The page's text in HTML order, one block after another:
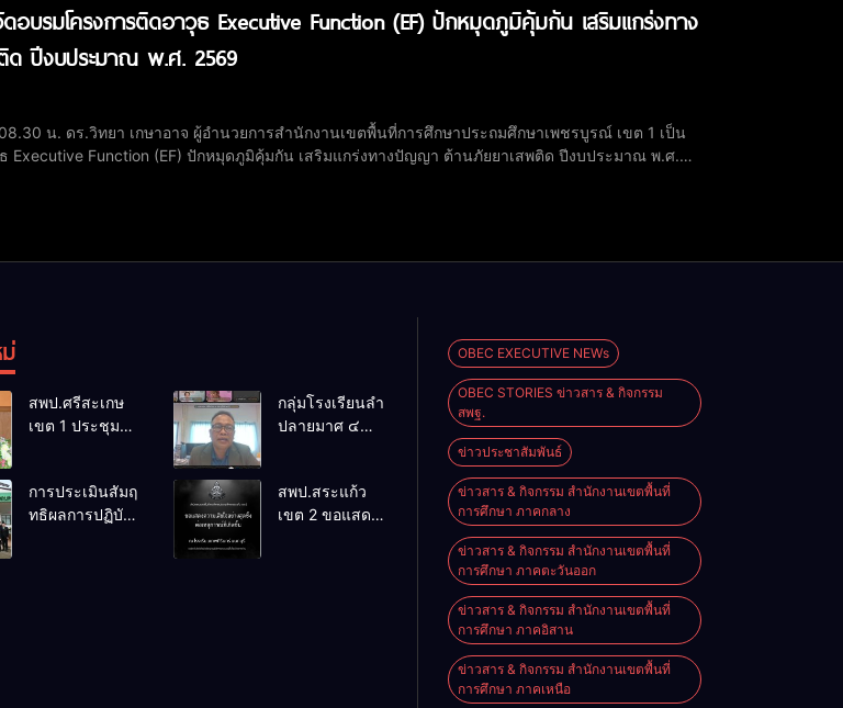
อบรมโครงการติดอาวุธ Executive Function (EF) ปักหมุดภูมิคุ้มกัน เสริมแกร่งทาง
ปีงบประมาณ พ.ศ. 2569
น. ดร.วิทยา เกษาอาจ ผู้อำนวยการสำนักงานเขตพื้นที่การศึกษาประถมศึกษาเพชรบูรณ์ เขต 1 เป็น
Executive Function (EF) ปักหมุดภูมิคุ้มกัน เสริมแกร่งทางปัญญา ต้านภัยยาเสพติด ปีงบประมาณ พ.ศ.
สพป.ศรีสะเกษ
เขต 1 ประชุม
งานศิลป
หัตถกรรม
กลุ่มโรงเรียนลำ
ปลายมาศ ๔
ผ่านระบบ
Online
การประเมินสัมฤ
ทธิผลการปฏิบัติ
สพป.สระแก้ว
เขต 2 ขอแสดง
OBEC EXECUTIVE NEWs
OBEC STORIES ข่าวสาร & กิจกรรม
สพฐ.
ข่าวประชาสัมพันธ์
ข่าวสาร & กิจกรรม สำนักงานเขตพื้นที่
การศึกษา ภาคกลาง
ข่าวสาร & กิจกรรม สำนักงานเขตพื้นที่
การศึกษา ภาคตะวันออก
ข่าวสาร & กิจกรรม สำนักงานเขตพื้นที่
การศึกษา ภาคอิสาน
ข่าวสาร & กิจกรรม สำนักงานเขตพื้นที่
การศึกษา ภาคเหนือ